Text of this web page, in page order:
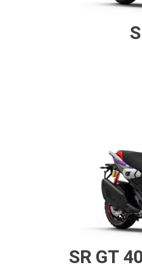
SR GT